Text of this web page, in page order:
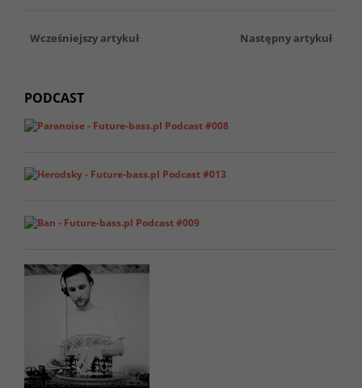
Wcześniejszy artykuł Następny artykuł
PODCAST